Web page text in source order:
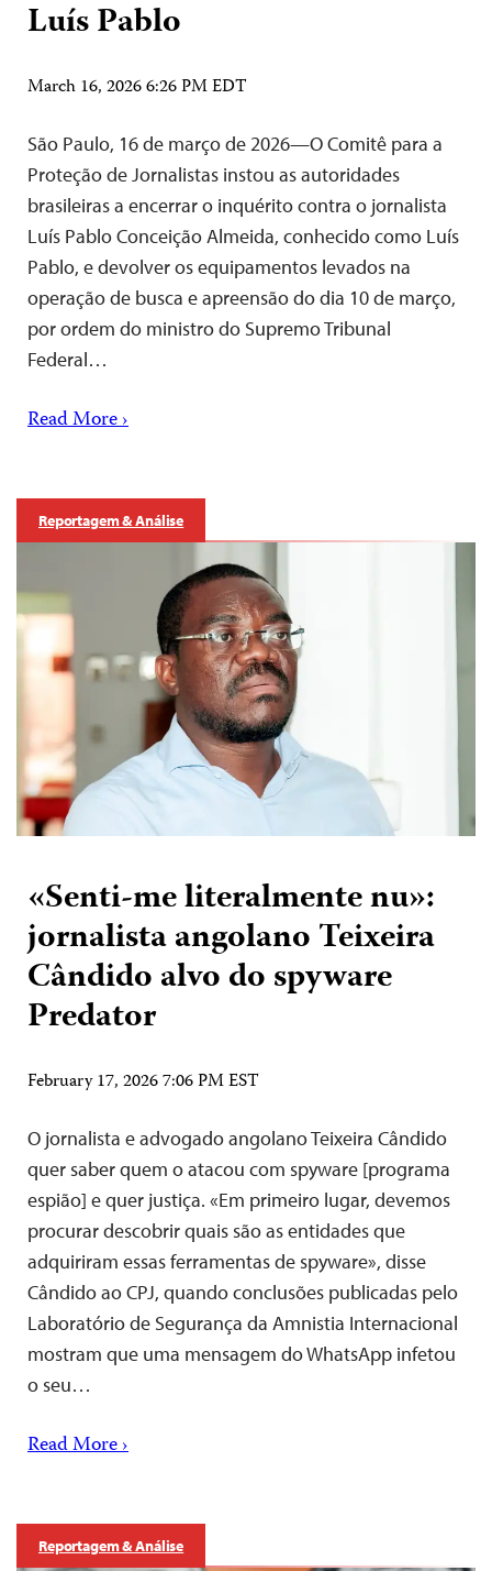
Luís Pablo
March 16, 2026 6:26 PM EDT
São Paulo, 16 de março de 2026—O Comitê para a
Proteção de Jornalistas instou as autoridades
brasileiras a encerrar o inquérito contra o jornalista
Luís Pablo Conceição Almeida, conhecido como Luís
Pablo, e devolver os equipamentos levados na
operação de busca e apreensão do dia 10 de março,
por ordem do ministro do Supremo Tribunal
Federal…
Read More ›
Reportagem & Análise
«Senti-me literalmente nu»:
jornalista angolano Teixeira
Cândido alvo do spyware
Predator
February 17, 2026 7:06 PM EST
O jornalista e advogado angolano Teixeira Cândido
quer saber quem o atacou com spyware [programa
espião] e quer justiça. «Em primeiro lugar, devemos
procurar descobrir quais são as entidades que
adquiriram essas ferramentas de spyware», disse
Cândido ao CPJ, quando conclusões publicadas pelo
Laboratório de Segurança da Amnistia Internacional
mostram que uma mensagem do WhatsApp infetou
o seu…
Read More ›
Reportagem & Análise